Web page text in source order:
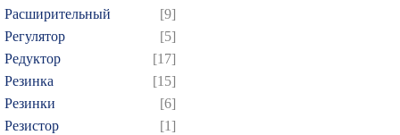
Расширительный
[9]
Регулятор
[5]
Редуктор
[17]
Резинка
[15]
Резинки
[6]
Резистор
[1]